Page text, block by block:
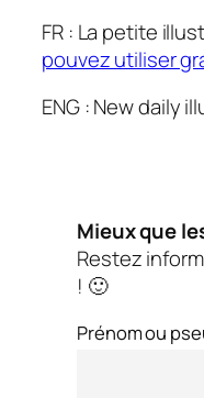
FR : La petite
pouvez utiliser
ENG : New daily
Mieux que
Restez
! 🙂
Prénom ou